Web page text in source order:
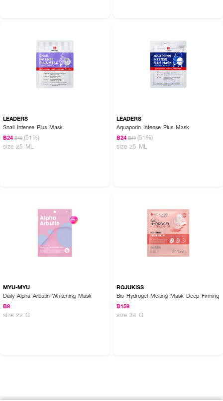
LEADERS
Snail Intense Plus Mask
฿24 ฿49 (51%)
size 25 ML
LEADERS
Aquaporin Intense Plus Mask
฿24 ฿49 (51%)
size 25 ML
MYU-MYU
Daily Alpha Arbutin Whitening Mask
฿9
size 22 G
ROJUKISS
Bio Hydrogel Melting Mask Deep Firming
฿159
size 34 G